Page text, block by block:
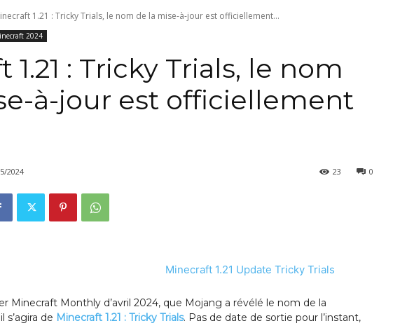
1.21 : Tricky Trials, le nom de la mise-à-jour est officiellement...
2024
1.21 : Tricky Trials, le nom
à-jour est officiellement
2024 0
23
Minecraft Monthly d’avril 2024, que Mojang a révélé le nom de la
s’agira de Minecraft 1.21 : Tricky Trials. Pas de date de sortie pour l’instant,